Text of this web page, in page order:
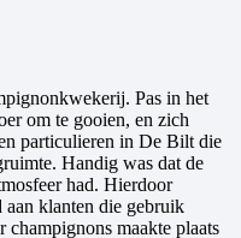
Pas in het
om te gooien, en zich
particulieren in De Bilt die
Handig was dat de
had. Hierdoor
klanten die gebruik
champignons maakte plaats